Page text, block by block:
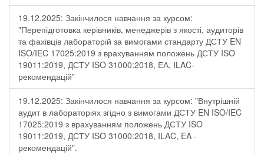
19.12.2025: Закінчилося навчання за курсом:
"Перепідготовка керівників, менеджерів з якості, аудиторів
та фахівців лабораторій за вимогами стандарту ДСТУ EN
ISO/IEC 17025:2019 з врахуванням положень ДСТУ ISO
19011:2019, ДСТУ ISO 31000:2018, ЕА, ILAC-
рекомендацій"
19.12.2025: Закінчилося навчання за курсом: "Внутрішній
аудит в лабораторіях згідно з вимогами ДСТУ EN ISO/IEC
17025:2019 з врахуванням положень ДСТУ ISO
19011:2019, ДСТУ ISO 31000:2018, ILAC, EA -
рекомендацій".